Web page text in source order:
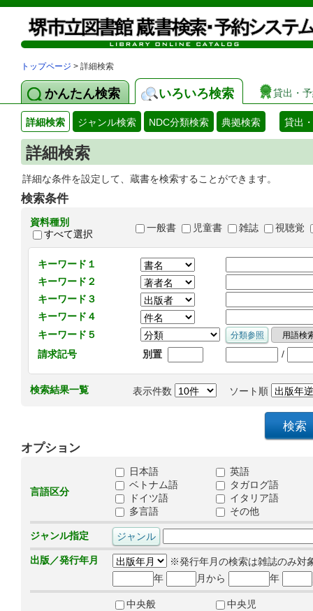
トップページ > 詳細検索
かんたん検索 いろいろ検索 貸出・
詳細検索 ジャンル検索 NDC分類検索 典拠検索 貸出
詳細検索
詳細な条件を設定して、蔵書を検索することができます。
検索条件
資料種別
すべて選択
一般書 児童書 雑誌 視聴覚
キーワード１
キーワード２
キーワード３
キーワード４
キーワード５
請求記号
別置 /
検索結果一覧 表示件数 ソート順
オプション
言語区分
日本語
英語
ベトナム語
タガログ語
ドイツ語
イタリア語
多言語
その他
ジャンル指定
出版／発行年月
※発行年月の検索は雑誌のみ対
年
月から 年
中央般
中央児